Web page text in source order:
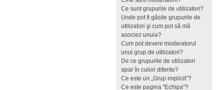
Ce sunt grupurile de utilizatori?
Unde pot fi găsite grupurile de
utilizatori şi cum pot să mă
asociez unuia?
Cum pot deveni moderatorul
unui grup de utilizatori?
De ce grupurile de utilizatori
apar în culori diferite?
Ce este un „Grup implicit”?
Ce este pagina "Echipa"?